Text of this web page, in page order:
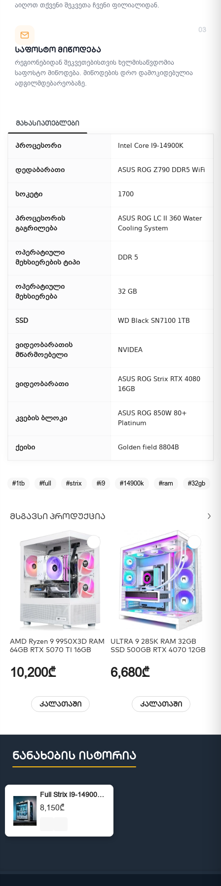
აიღოთ თქვენი შეკვეთა ჩვენი ფილიალიდან.
03
Საფოსტო Მიწოდება
რეგიონებიდან შეკვეთებისთვის ხელმისაწვდომია
საფოსტო მიწოდება. მიწოდების დრო დამოკიდებულია
ადგილმდებარეობაზე.
მახასიათებლები
პროცესორი Intel Core I9-14900K
დედაბარათი ASUS ROG Z790 DDR5 WiFi
სოკეტი 1700
პროცესორის
გაგრილება
ASUS ROG LC II 360 Water
Cooling System
ოპერატიული
მეხსიერების ტიპი
DDR 5
ოპერატიული
მეხსიერება
32 GB
SSD WD Black SN7100 1TB
ვიდეობარათის
მწარმოებელი
NVIDEA
ვიდეობარათი
ASUS ROG Strix RTX 4080
16GB
კვების ბლოკი
ASUS ROG 850W 80+
Platinum
ქეისი Golden field 8804B
#1tb #full #strix #i9 #14900k #ram #32gb
ᲛᲡᲒᲐᲕᲡᲘ ᲞᲠᲝᲓᲣᲥᲪᲘᲐ
AMD Ryzen 9 9950X3D RAM
64GB RTX 5070 TI 16GB
10,200₾
კალათაში
ULTRA 9 285K RAM 32GB
SSD 500GB RTX 4070 12GB
6,680₾
კალათაში
ნანახების ისტორია
Full Strix I9-14900K RAM 32GB SSD 1TB RTX 4080 16GB
8,150₾